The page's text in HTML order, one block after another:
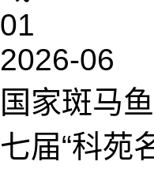
01
2026-06
国家斑马
七届“科苑